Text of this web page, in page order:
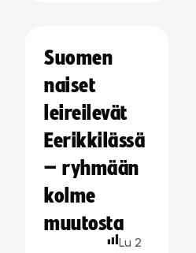
Suomen
naiset
leireilevät
Eerikkilässä
– ryhmään
kolme
muutosta
Lu 2